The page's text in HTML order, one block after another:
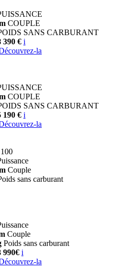
COUPLE
SANS CARBURANT
390 € i
la
COUPLE
SANS CARBURANT
190 € i
la
Couple
sans carburant
Couple
Poids sans carburant
990€ i
la